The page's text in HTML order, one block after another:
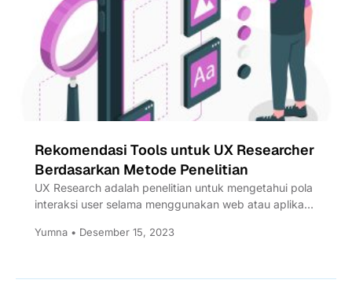
Rekomendasi Tools untuk UX Researcher
Berdasarkan Metode Penelitian
UX Research adalah penelitian untuk mengetahui pola
interaksi user selama menggunakan web atau aplikasi.
Yumna • Desember 15, 2023